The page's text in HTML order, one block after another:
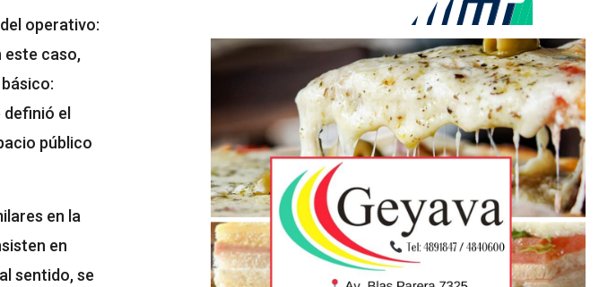
operativo:
este caso,
el
público
en la
en
sentido, se